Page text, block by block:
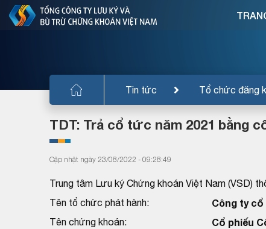
Tin tức Tổ chức đăng
TDT: Trả cổ tức năm 2021 bằng
Cập nhật ngày 23/08/2022 - 09:28:49
Trung tâm Lưu ký Chứng khoán Việt Nam (VSD)
Tên tổ chức phát hành:
Công ty
Tên chứng khoán: Cổ phiếu